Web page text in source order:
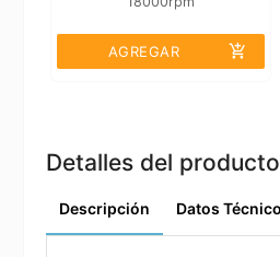
AGREGAR add_shopping_cart
Detalles del producto
Descripción Datos